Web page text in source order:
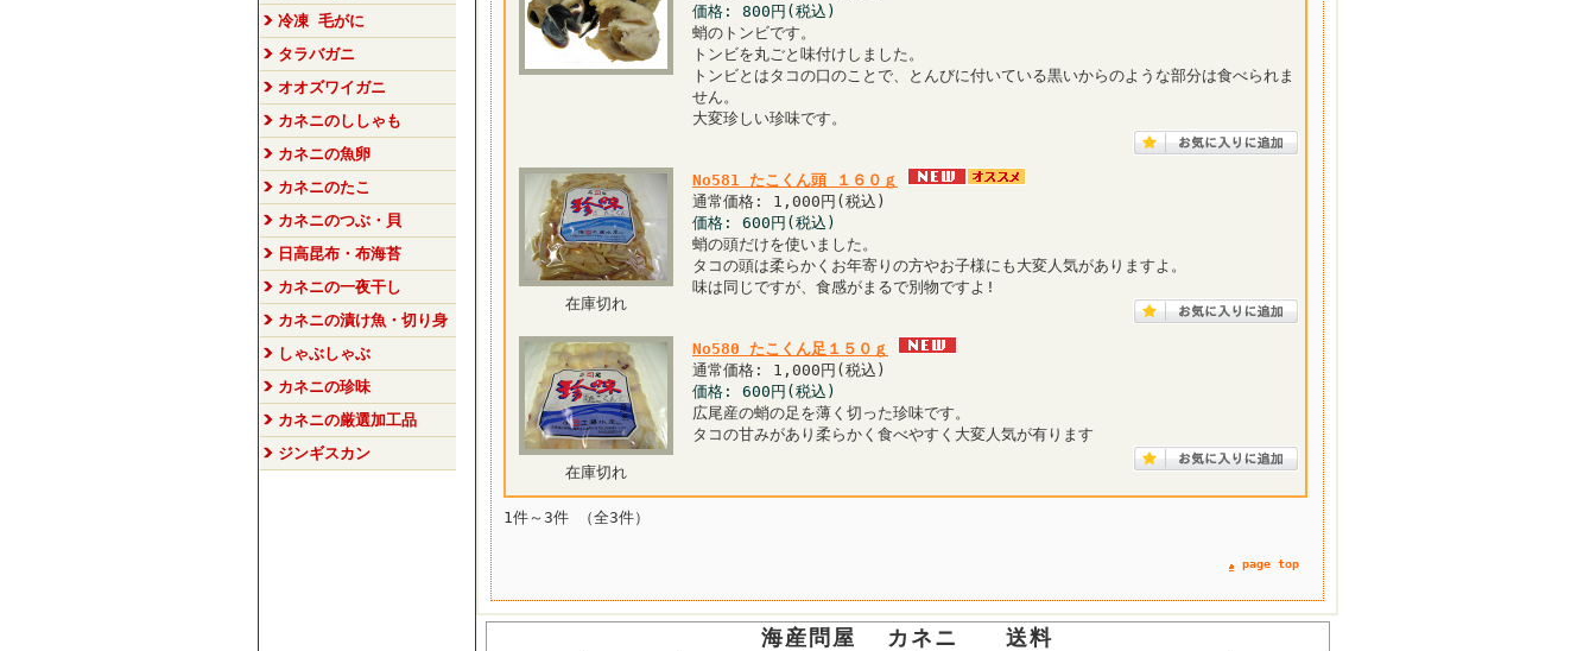
冷凍 毛がに
タラバガニ
オオズワイガニ
カネニのししゃも
カネニの魚卵
カネニのたこ
カネニのつぶ・貝
日高昆布・布海苔
カネニの一夜干し
カネニの漬け魚・切り身
しゃぶしゃぶ
カネニの珍味
カネニの厳選加工品
ジンギスカン
価格: 800円(税込)
蛸のトンビです。
トンビを丸ごと味付けしました。
トンビとはタコの口のことで、とんびに付いている黒いからのような部分は食べられま
せん。
大変珍しい珍味です。
在庫切れ
No581 たこくん頭 １６０ｇ
通常価格: 1,000円(税込)
価格: 600円(税込)
蛸の頭だけを使いました。
タコの頭は柔らかくお年寄りの方やお子様にも大変人気がありますよ。
味は同じですが、食感がまるで別物ですよ!
在庫切れ
No580 たこくん足１５０ｇ
通常価格: 1,000円(税込)
価格: 600円(税込)
広尾産の蛸の足を薄く切った珍味です。
タコの甘みがあり柔らかく食べやすく大変人気が有ります
1件～3件 （全3件）
page top
海産問屋 カネニ 送料